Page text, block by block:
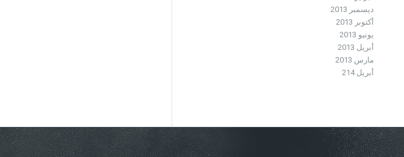
ديسمبر 2013
أكتوبر 2013
يونيو 2013
أبريل 2013
مارس 2013
أبريل 214